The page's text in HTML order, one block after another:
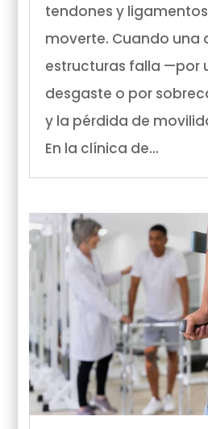
tendones y
moverte. Cuando una
estructuras falla —por
desgaste o por
y la pérdida de
En la clínica de...